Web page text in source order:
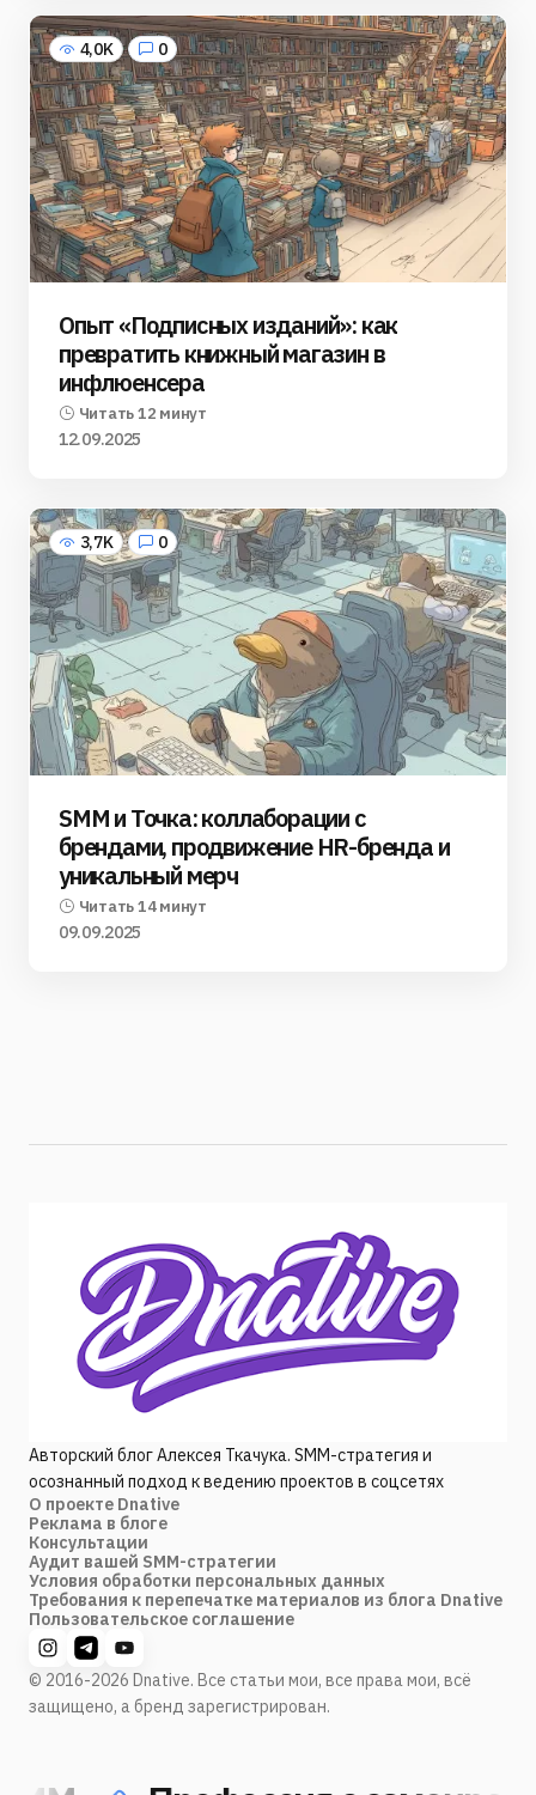
4,0K 0
Опыт «Подписных изданий»: как
превратить книжный магазин в
инфлюенсера
Читать 12 минут
12.09.2025
3,7K 0
SMM и Точка: коллаборации с
брендами, продвижение HR-бренда и
уникальный мерч
Читать 14 минут
09.09.2025
Авторский блог Алексея Ткачука. SMM-стратегия и
осознанный подход к ведению проектов в соцсетях
О проекте Dnative
Реклама в блоге
Консультации
Аудит вашей SMM-стратегии
Условия обработки персональных данных
Требования к перепечатке материалов из блога Dnative
Пользовательское соглашение
© 2016-2026 Dnative. Все статьи мои, все права мои, всё
защищено, а бренд зарегистрирован.